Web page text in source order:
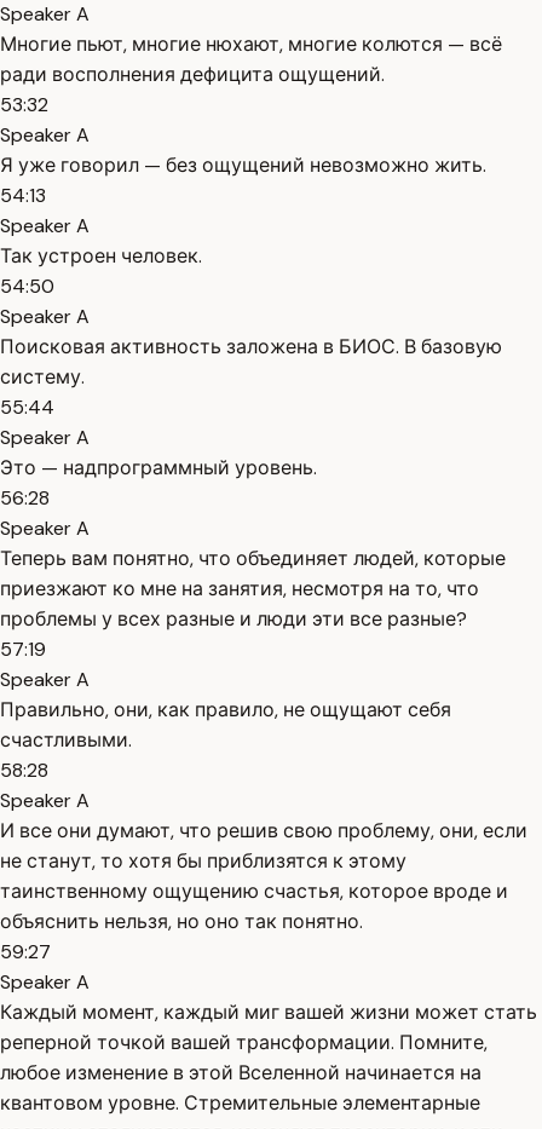
Speaker A
Многие пьют, многие нюхают, многие колются — всё
ради восполнения дефицита ощущений.
53:32
Speaker A
Я уже говорил — без ощущений невозможно жить.
54:13
Speaker A
Так устроен человек.
54:50
Speaker A
Поисковая активность заложена в БИОС. В базовую
систему.
55:44
Speaker A
Это — надпрограммный уровень.
56:28
Speaker A
Теперь вам понятно, что объединяет людей, которые
приезжают ко мне на занятия, несмотря на то, что
проблемы у всех разные и люди эти все разные?
57:19
Speaker A
Правильно, они, как правило, не ощущают себя
счастливыми.
58:28
Speaker A
И все они думают, что решив свою проблему, они, если
не станут, то хотя бы приблизятся к этому
таинственному ощущению счастья, которое вроде и
объяснить нельзя, но оно так понятно.
59:27
Speaker A
Каждый момент, каждый миг вашей жизни может стать
реперной точкой вашей трансформации. Помните,
любое изменение в этой Вселенной начинается на
квантовом уровне. Стремительные элементарные